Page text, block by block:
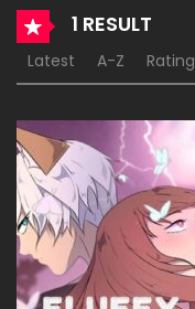
1 RESULT
Latest A-Z Rating